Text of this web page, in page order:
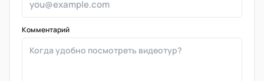
Комментарий